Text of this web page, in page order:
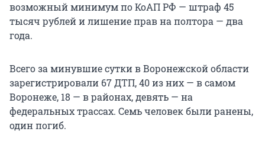
возможный минимум по КоАП РФ — штраф 45
тысяч рублей и лишение прав на полтора — два
года.
Всего за минувшие сутки в Воронежской области
зарегистрировали 67 ДТП, 40 из них — в самом
Воронеже, 18 — в районах, девять — на
федеральных трассах. Семь человек были ранены,
один погиб.